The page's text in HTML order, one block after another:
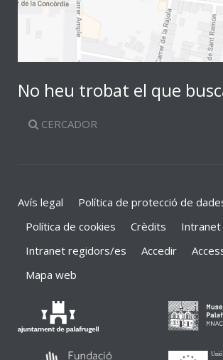
No heu trobat el que
CERCADOR
Avís legal
Política de protecció de
Política de cookies
Crèdits
Intranet
Intranet regidors/es
Accedir
Mapa web